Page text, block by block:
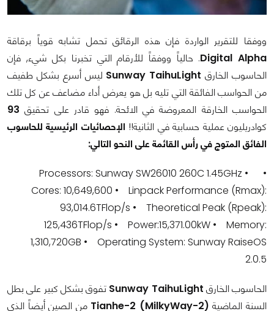
ووفقا للتقرير الواردة فإن هذه الرقائق تحمل تشابه قوياً برقاقة
Digital Alpha. حالياً ووفقاً للأرقام التي تخبرنا بكل شيء, فإن
الحاسوب الخارق Sunway TaihuLight ليس أسرع بشكل طفيف
من الحواسب الفائقة التي تليه بل هو يعرض أداء مضاعف عن كل تلك
الحواسب الخارقة المعروضة في الائحة. فهو قادر على تحقيق 93
كوادريليون عملية حسابية في الثانية!! الإحصائيات الرئيسية للحاسوب
الفائق المتوج في رأس القائمة على النحو التالي:
• Processors: Sunway SW26010 260C 1.45GHz •
Cores: 10,649,600 • Linpack Performance (Rmax):
93,014.6TFlop/s • Theoretical Peak (Rpeak):
125,436TFlop/s • Power:15,371.00kW • Memory:
1,310,720GB • Operating System: Sunway RaiseOS
2.0.5
الحاسوب الخارق
تفوق بشكل كبير على بطل
السنة الماضية Tianhe-2 (MilkyWay-2) من الصين أيضاً الذي